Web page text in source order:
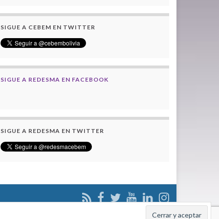
SIGUE A CEBEM EN TWITTER
SIGUE A REDESMA EN FACEBOOK
SIGUE A REDESMA EN TWITTER